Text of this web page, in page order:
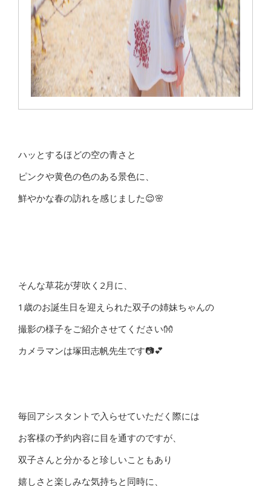
ハッとするほどの空の青さと
ピンクや黄色の色のある景色に、
鮮やかな春の訪れを感じました😌🌸
そんな草花が芽吹く2月に、
1歳のお誕生日を迎えられた双子の姉妹ちゃんの
撮影の様子をご紹介させてください👐
カメラマンは塚田志帆先生です📷💕
毎回アシスタントで入らせていただく際には
お客様の予約内容に目を通すのですが、
双子さんと分かると珍しいこともあり
嬉しさと楽しみな気持ちと同時に、